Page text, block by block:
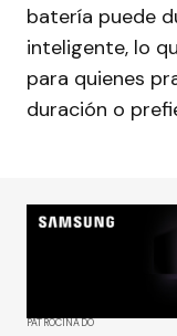
batería puede
inteligente, lo
para quienes
duración o
PATROCINADO